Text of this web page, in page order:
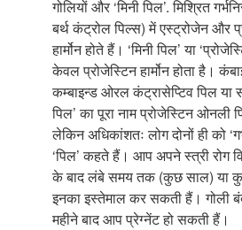
गोलियों और ‘मिनी पिल’. मिश्रित
बर्थ कंट्रोल पिल्स) में एस्ट्रोजेन और
हार्मोन होते हैं। ‘मिनी पिल’ या
केवल प्रोजेस्टिन हार्मोन होता है।
कम्बाइन्ड ओरल कंट्रासेप्टिव पिल या
पिल’ का पूरा नाम प्रोजेस्टिन ओनली
लेकिन अधिकांशतः लोग दोनों ही को
‘पिल’ कहते हैं। आप अपने स्त्री रोग
के बाद लंबे समय तक (कुछ साल) या
इनका इस्तेमाल कर सकती हैं। गोली
महीने बाद आप प्रेग्नेंट हो सकती हैं।